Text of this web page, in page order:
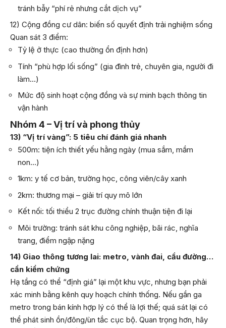
tránh bẫy “phí rẻ nhưng cắt dịch vụ”
12) Cộng đồng cư dân: biến số quyết định trải nghiệm sống
Quan sát 3 điểm:
Tỷ lệ ở thực (cao thường ổn định hơn)
Tính “phù hợp lối sống” (gia đình trẻ, chuyên gia, người đi
làm…)
Mức độ sinh hoạt cộng đồng và sự minh bạch thông tin
vận hành
Nhóm 4 – Vị trí và phong thủy
13) “Vị trí vàng”: 5 tiêu chí đánh giá nhanh
500m: tiện ích thiết yếu hằng ngày (mua sắm, mầm
non…)
1km: y tế cơ bản, trường học, công viên/cây xanh
2km: thương mại – giải trí quy mô lớn
Kết nối: tối thiểu 2 trục đường chính thuận tiện đi lại
Môi trường: tránh sát khu công nghiệp, bãi rác, nghĩa
trang, điểm ngập nặng
14) Giao thông tương lai: metro, vành đai, cầu đường…
cần kiểm chứng
Hạ tầng có thể “định giá” lại một khu vực, nhưng bạn phải
xác minh bằng kênh quy hoạch chính thống. Nếu gần ga
metro trong bán kính hợp lý có thể là lợi thế; quá sát lại có
thể phát sinh ồn/đông/ùn tắc cục bộ. Quan trọng hơn, hãy